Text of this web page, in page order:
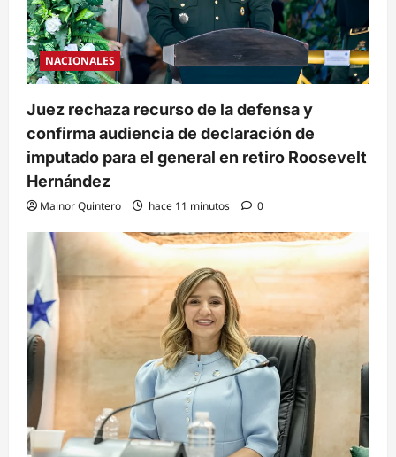
NACIONALES
Juez rechaza recurso de la defensa y
confirma audiencia de declaración de
imputado para el general en retiro Roosevelt
Hernández
Mainor Quintero hace 11 minutos 0